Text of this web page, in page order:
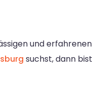
und erfahrenen
suchst, dann bist